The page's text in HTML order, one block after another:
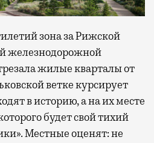
зона за Рижской
железнодорожной
жилые кварталы от
ветке курсирует
в историю, а на их месте
будет свой тихий
Местные оценят: не